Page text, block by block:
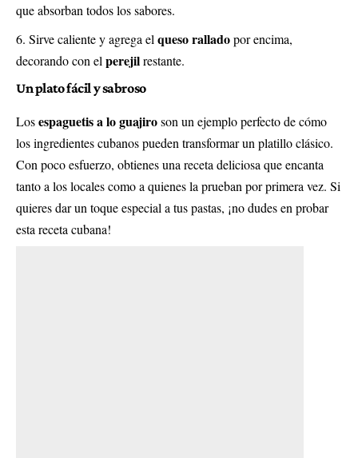
que absorban todos los sabores.
Sirve caliente y agrega el queso ralladopor encima,
decorando con el perejilrestante.
Un plato fácil y sabroso
Losespaguetis a lo guajiroson un ejemplo perfecto de cómo
los ingredientes cubanos pueden transformar un platillo clásico.
Con poco esfuerzo, obtienes una receta deliciosa que encanta
tanto a los locales como a quienes la prueban por primera vez. Si
quieres dar un toque especial a tus pastas, ¡no dudes en probar
esta receta cubana!